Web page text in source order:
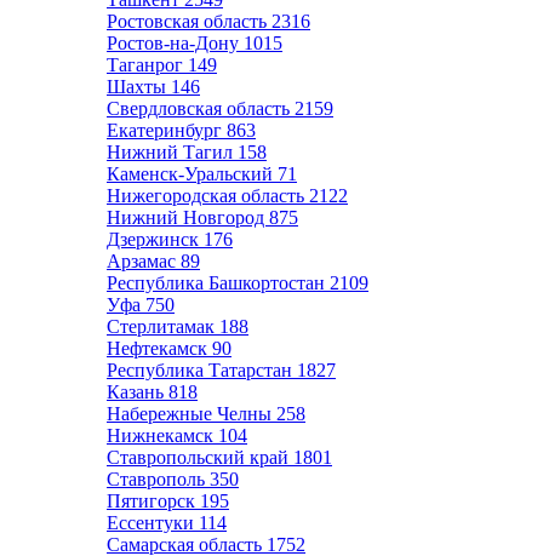
Ростовская область 2316
Ростов-на-Дону 1015
Таганрог 149
Шахты 146
Свердловская область 2159
Екатеринбург 863
Нижний Тагил 158
Каменск-Уральский 71
Нижегородская область 2122
Нижний Новгород 875
Дзержинск 176
Арзамас 89
Республика Башкортостан 2109
Уфа 750
Стерлитамак 188
Нефтекамск 90
Республика Татарстан 1827
Казань 818
Набережные Челны 258
Нижнекамск 104
Ставропольский край 1801
Ставрополь 350
Пятигорск 195
Ессентуки 114
Самарская область 1752